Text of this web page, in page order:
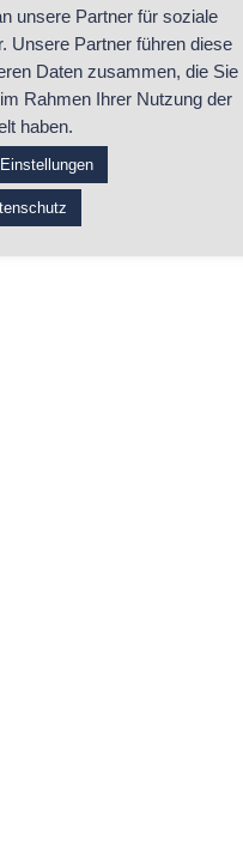
unsere Partner für soziale
Unsere Partner führen diese
Daten zusammen, die Sie
Rahmen Ihrer Nutzung der
haben.
Einstellungen